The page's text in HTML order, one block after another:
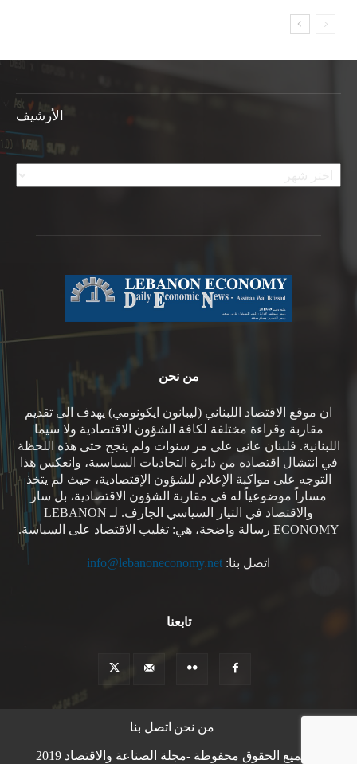
الأرشيف
الأرشيف
من نحن
ان موقع الاقتصاد اللبناني (ليبانون ايكونومي) يهدف الى تقديم
مقاربة وقراءة مختلفة لكافة الشؤون الاقتصادية ولا سيما
اللبنانية. فلبنان عانى على مر سنوات ولم ينجح حتى هذه اللحظة
في انتشال اقتصاده من دائرة التجاذبات السياسية، وانعكس هذا
التوجه على مواكبة الإعلام للشؤون الإقتصادية، حيث لم يتخذ
مساراً موضوعياً له في مقاربة الشؤون الاقتصادية، بل سار
والاقتصاد في التيار السياسي الجارف. لـ LEBANON
ECONOMY رسالة واضحة، هي: تغليب الاقتصاد على السياسة.
اتصل بنا: info@lebanoneconomy.net
تابعنا
من نحن اتصل بنا
© جميع الحقوق محفوظة -مجلة الصناعة والاقتصاد 2019